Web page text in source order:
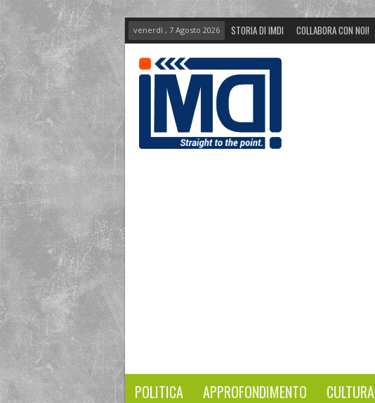
venerdì , 7 Agosto 2026 STORIA DI IMDI COLLABORA CON NOI!
POLITICA APPROFONDIMENTO CULTURA